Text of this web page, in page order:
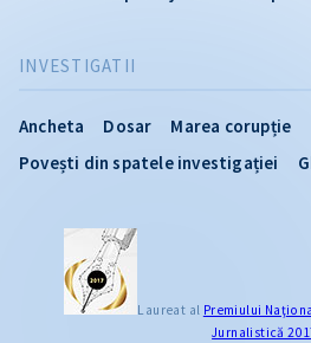
INVESTIGATII
Ancheta Dosar
Marea corupție
Povești din spatele investigației
Laureat al Premiului
Jurnalistică